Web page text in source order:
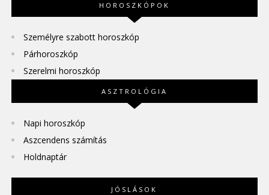
HOROSZKÓPOK
Személyre szabott horoszkóp
Párhoroszkóp
Szerelmi horoszkóp
ASZTROLÓGIA
Napi horoszkóp
Aszcendens számítás
Holdnaptár
JÓSLÁSOK